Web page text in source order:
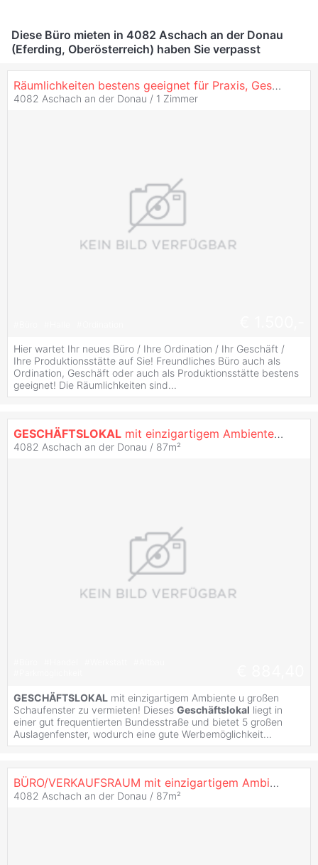
Diese Büro mieten in 4082 Aschach an der Donau
(Eferding, Oberösterreich) haben Sie verpasst
Räumlichkeiten bestens geeignet für Praxis, Geschäft oder Büro!
4082 Aschach an der Donau / 1 Zimmer
Hier wartet Ihr neues Büro / Ihre Ordination / Ihr Geschäft /
Ihre Produktionsstätte auf Sie! Freundliches Büro auch als
Ordination, Geschäft oder auch als Produktionsstätte bestens
geeignet! Die Räumlichkeiten sind...
GESCHÄFTSLOKAL mit einzigartigem Ambiente u großen Schaufenstern zu vermieten!
4082 Aschach an der Donau / 87m²
GESCHÄFTSLOKAL mit einzigartigem Ambiente u großen
Schaufenster zu vermieten! Dieses Geschäftslokal liegt in
einer gut frequentierten Bundesstraße und bietet 5 großen
Auslagenfenster, wodurch eine gute Werbemöglichkeit...
BÜRO/VERKAUFSRAUM mit einzigartigem Ambiente u großen Schaufenster zu vermieten!!
4082 Aschach an der Donau / 87m²